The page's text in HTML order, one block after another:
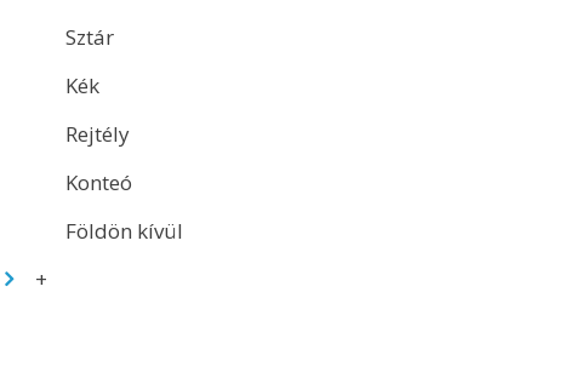
Sztár
Kék
Rejtély
Konteó
Földön kívül
+